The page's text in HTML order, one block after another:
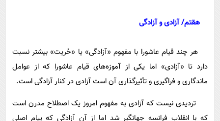
فرهنگی
بین الملل
اجتماعی
هقتم/ آزادی و آزادگی
هر چند قیام عاشورا با مفهوم «آزادگی» یا «حُریت» بیشتر نسبت
دارد تا «آزادی» اما یکی از آموزه‌های قیام عاشورا که از عوامل
ماندگاری و فراگیری و تأثیرگذاری آن است آزادی در کنار آزادگی است.
تردیدی نیست که آزادی به مفهوم امروز یک اصطلاح مدرن است
که با انقلاب فرانسه جهانگیر شد اما از آن آزادگی که پیام اصلی